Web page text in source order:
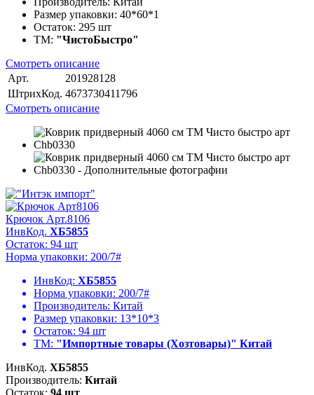
Размер упаковки: 40*60*1
Остаток: 295 шт
ТМ: "ЧистоБыстро"
Смотреть описание
Арт.
201928128
ШтрихКод. 4673730411796
Смотреть описание
Крючок Арт.8106
ИнвКод. ХБ5855
Остаток: 94 шт
Норма упаковки: 200/7#
ИнвКод: ХБ5855
Норма упаковки: 200/7#
Производитель: Китай
Размер упаковки: 13*10*3
Остаток: 94 шт
ТМ: "Импортные товары (Хозтовары)" Китай
ИнвКод. ХБ5855
Производитель: Китай
Остаток: 94 шт